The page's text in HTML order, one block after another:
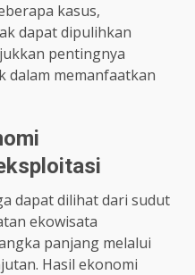
kasus,
dapat dipulihkan
pentingnya
dalam memanfaatkan
dapat dilihat dari sudut
ekowisata
panjang melalui
Hasil ekonomi